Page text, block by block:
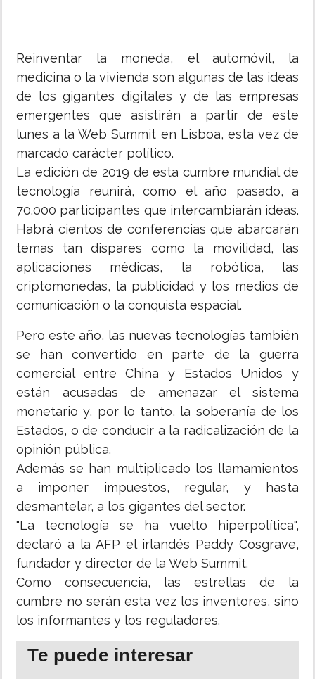
Reinventar la moneda, el automóvil, la
medicina o la vivienda son algunas de las ideas
de los gigantes digitales y de las empresas
emergentes que asistirán a partir de este
lunes a la Web Summit en Lisboa, esta vez de
marcado carácter político.
La edición de 2019 de esta cumbre mundial de
tecnología reunirá, como el año pasado, a
70.000 participantes que intercambiarán ideas.
Habrá cientos de conferencias que abarcarán
temas tan dispares como la movilidad, las
aplicaciones médicas, la robótica, las
criptomonedas, la publicidad y los medios de
comunicación o la conquista espacial.
Pero este año, las nuevas tecnologías también
se han convertido en parte de la guerra
comercial entre China y Estados Unidos y
están acusadas de amenazar el sistema
monetario y, por lo tanto, la soberanía de los
Estados, o de conducir a la radicalización de la
opinión pública.
Además se han multiplicado los llamamientos
a imponer impuestos, regular, y hasta
desmantelar, a los gigantes del sector.
"La tecnología se ha vuelto hiperpolítica",
declaró a la AFP el irlandés Paddy Cosgrave,
fundador y director de la Web Summit.
Como consecuencia, las estrellas de la
cumbre no serán esta vez los inventores, sino
los informantes y los reguladores.
Te puede interesar